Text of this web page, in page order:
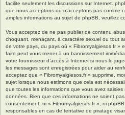
facilite seulement les discussions sur Internet.
que nous acceptons ou n’acceptons pas comme
amples informations au sujet de phpBB, veuillez
Vous acceptez de ne pas publier de contenu
choquant, menaçant, à caractère sexuel ou tout
de votre pays, du pays où « Fibromyalgiesos.fr »
faire peut vous mener à un bannissement
votre fournisseur d’accès à Internet si nous le
les messages sont enregistrées pour aider au
acceptez que « Fibromyalgiesos.fr » supprime,
sujet lorsque nous estimons que cela est
que toutes les informations que vous avez
données. Bien que ces informations ne soient
consentement, ni « Fibromyalgiesos.fr », ni
responsables en cas de tentative de piratage